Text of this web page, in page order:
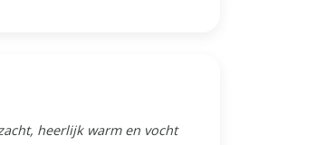
heerlijk warm en vocht